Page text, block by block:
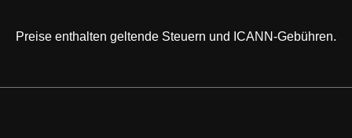
Preise enthalten geltende Steuern und ICANN-Gebühren.